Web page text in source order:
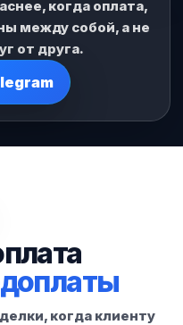
когда оплата,
между собой, а не
от друга.
когда клиенту